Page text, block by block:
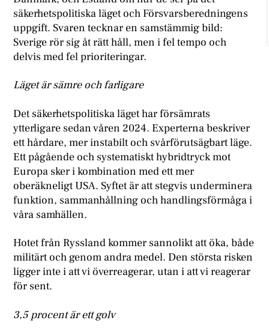
säkerhetspolitiska läget och Försvarsberedningens
uppgift. Svaren tecknar en samstämmig bild:
Sverige rör sig åt rätt håll, men i fel tempo och
delvis med fel prioriteringar.
Läget är sämre och farligare
Det säkerhetspolitiska läget har försämrats
ytterligare sedan våren 2024. Experterna beskriver
ett hårdare, mer instabilt och svårförutsägbart läge.
Ett pågående och systematiskt hybridtryck mot
Europa sker i kombination med ett mer
oberäkneligt USA. Syftet är att stegvis underminera
funktion, sammanhållning och handlingsförmåga i
våra samhällen.
Hotet från Ryssland kommer sannolikt att öka, både
militärt och genom andra medel. Den största risken
ligger inte i att vi överreagerar, utan i att vi reagerar
för sent.
3,5 procent är ett golv